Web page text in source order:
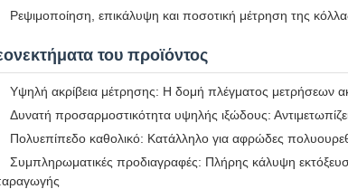
Ρεψιμοποίηση, επικάλυψη και ποσοτική μέτρηση της
του προϊόντος
Υψηλή ακρίβεια μέτρησης: Η δομή πλέγματος μετρήσεων
Δυνατή προσαρμοστικότητα υψηλής ιξώδους:
Πολυεπίπεδο καθολικό: Κατάλληλο για αφρώδες
Συμπληρωματικές προδιαγραφές: Πλήρης κάλυψη